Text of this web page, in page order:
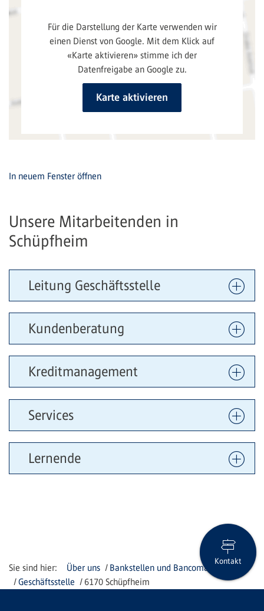
In neuem Fenster öffnen
Unsere Mitarbeitenden in
Schüpfheim
Leitung Geschäftsstelle
Kundenberatung
Kreditmanagement
Services
Lernende
Über uns
Bankstellen und Bancomaten
Geschäftsstelle
6170 Schüpfheim
Kontakt